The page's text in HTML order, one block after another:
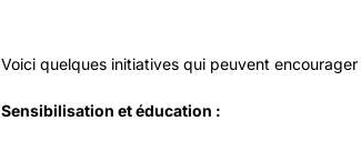
Voici quelques initiatives qui peuvent
Sensibilisation et éducation :